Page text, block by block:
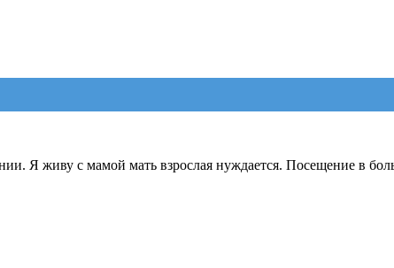
Я живу с мамой мать взрослая нуждается. Посещение в